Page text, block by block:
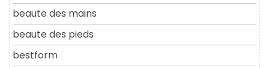
beaute des mains
beaute des pieds
bestform